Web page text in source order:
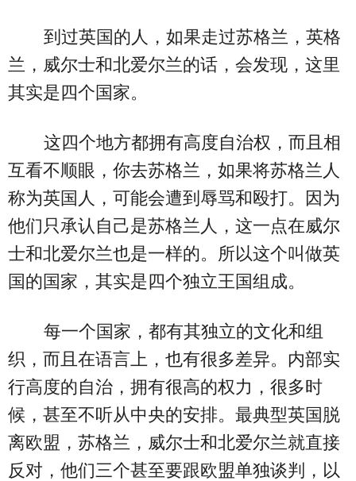
到过英国的人，如果走过苏格兰，英格
兰，威尔士和北爱尔兰的话，会发现，这里
其实是四个国家。
这四个地方都拥有高度自治权，而且相
互看不顺眼，你去苏格兰，如果将苏格兰人
称为英国人，可能会遭到辱骂和殴打。因为
他们只承认自己是苏格兰人，这一点在威尔
士和北爱尔兰也是一样的。所以这个叫做英
国的国家，其实是四个独立王国组成。
每一个国家，都有其独立的文化和组
织，而且在语言上，也有很多差异。内部实
行高度的自治，拥有很高的权力，很多时
候，甚至不听从中央的安排。最典型英国脱
离欧盟，苏格兰，威尔士和北爱尔兰就直接
反对，他们三个甚至要跟欧盟单独谈判，以